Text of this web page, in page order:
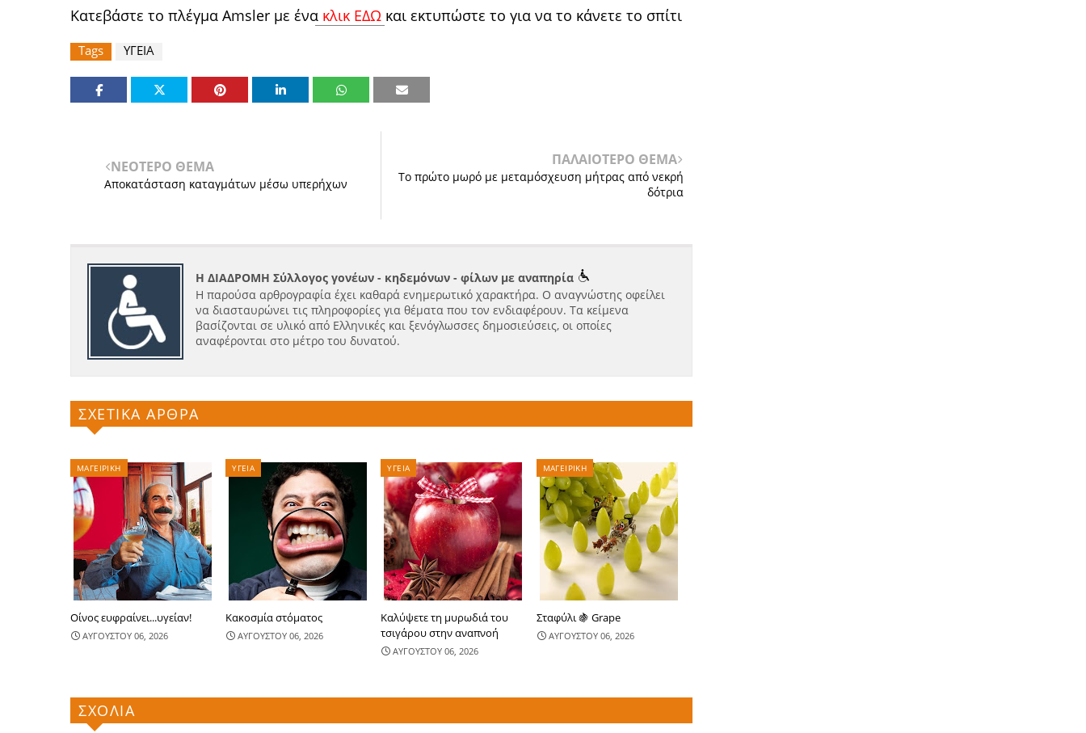
Κατεβάστε το πλέγμα Amsler με ένα κλικ ΕΔΩ και εκτυπώστε το για να το κάνετε το σπίτι
Tags ΥΓΕΙΑ
ΝΕΟΤΕΡΟ ΘΕΜΑ
Αποκατάσταση καταγμάτων μέσω υπερήχων
ΠΑΛΑΙΟΤΕΡΟ ΘΕΜΑ
Το πρώτο μωρό με μεταμόσχευση μήτρας από νεκρή
δότρια
Η ΔΙΑΔΡΟΜΗ Σύλλογος γονέων - κηδεμόνων - φίλων με αναπηρία
Η παρούσα αρθρογραφία έχει καθαρά ενημερωτικό χαρακτήρα. Ο αναγνώστης οφείλει
να διασταυρώνει τις πληροφορίες για θέματα που τον ενδιαφέρουν. Τα κείμενα
βασίζονται σε υλικό από Ελληνικές και ξενόγλωσσες δημοσιεύσεις, οι οποίες
αναφέρονται στο μέτρο του δυνατού.
ΣΧΕΤΙΚΑ ΑΡΘΡΑ
ΜΑΓΕΙΡΙΚΗ
Οίνος ευφραίνει...υγείαν!
ΑΥΓΟΥΣΤΟΥ 06, 2026
ΥΓΕΙΑ
Κακοσμία στόματος
ΑΥΓΟΥΣΤΟΥ 06, 2026
ΥΓΕΙΑ
Καλύψετε τη μυρωδιά του
τσιγάρου στην αναπνοή
ΑΥΓΟΥΣΤΟΥ 06, 2026
ΜΑΓΕΙΡΙΚΗ
Σταφύλι 🍇 Grape
ΑΥΓΟΥΣΤΟΥ 06, 2026
ΣΧΟΛΙΑ